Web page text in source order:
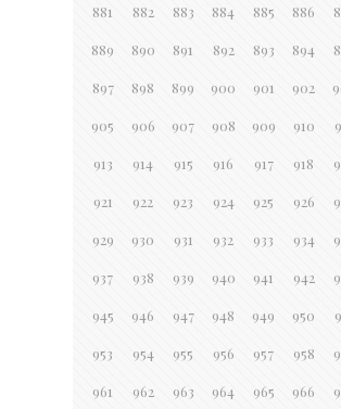
881 882 883 884 885 886
889 890 891 892 893 894
897 898 899 900 901 902
905 906 907 908 909 910
913 914 915 916 917 918
921 922 923 924 925 926
929 930 931 932 933 934
937 938 939 940 941 942
945 946 947 948 949 950
953 954 955 956 957 958
961 962 963 964 965 966